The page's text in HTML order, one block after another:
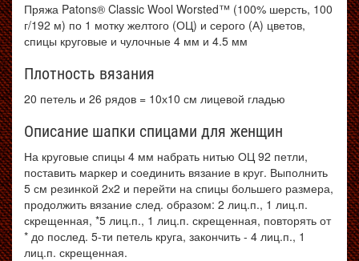
Пряжа Patons® Classic Wool Worsted™ (100% шерсть, 100
г/192 м) по 1 мотку желтого (ОЦ) и серого (А) цветов,
спицы круговые и чулочные 4 мм и 4.5 мм
Плотность вязания
20 петель и 26 рядов = 10х10 см лицевой гладью
Описание шапки спицами для женщин
На круговые спицы 4 мм набрать нитью ОЦ 92 петли,
поставить маркер и соединить вязание в круг. Выполнить
5 см резинкой 2х2 и перейти на спицы большего размера,
продолжить вязание след. образом: 2 лиц.п., 1 лиц.п.
скрещенная, *5 лиц.п., 1 лиц.п. скрещенная, повторять от
* до послед. 5-ти петель круга, закончить - 4 лиц.п., 1
лиц.п. скрещенная.